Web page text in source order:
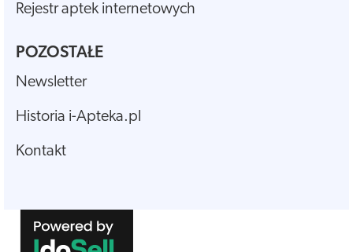
Rejestr aptek internetowych
POZOSTAŁE
Newsletter
Historia i-Apteka.pl
Kontakt